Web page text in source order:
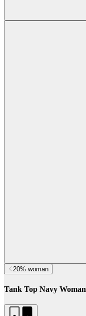
20% woman
Tank Top Navy Woman